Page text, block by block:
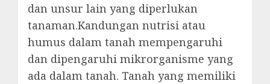
dan unsur lain yang diperlukan
tanaman.Kandungan nutrisi atau
humus dalam tanah mempengaruhi
dan dipengaruhi mikrorganisme yang
ada dalam tanah. Tanah yang memiliki